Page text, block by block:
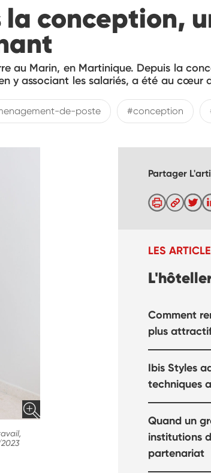
la conception,
au Marin, en Martinique. Depuis la
y associant les salariés, a été au cœur
de-poste #conception
Partager
LES
Comment
plus
Ibis Styles
techniques
Quand un
institutions
partenariat